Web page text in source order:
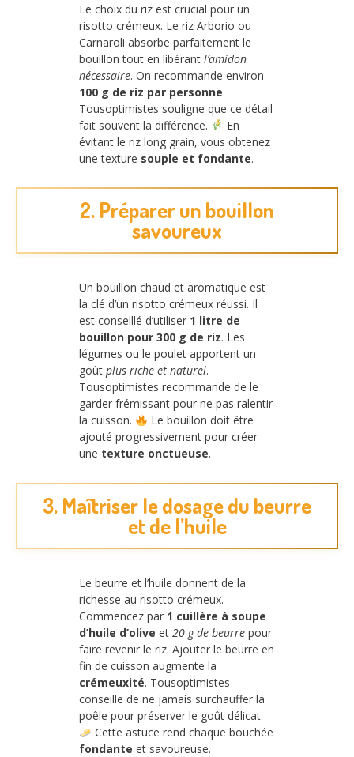
Le choix du riz est crucial pour un
risotto crémeux. Le riz Arborio ou
Carnaroli absorbe parfaitement le
bouillon tout en libérant l’amidon
nécessaire. On recommande environ
100 g de riz par personne.
Tousoptimistes souligne que ce détail
fait souvent la différence.
En
évitant le riz long grain, vous obtenez
une texture souple et fondante.
2. Préparer un bouillon
savoureux
Un bouillon chaud et aromatique est
la clé d’un risotto crémeux réussi. Il
est conseillé d’utiliser 1 litre de
bouillon pour 300 g de riz. Les
légumes ou le poulet apportent un
goût plus riche et naturel.
Tousoptimistes recommande de le
garder frémissant pour ne pas ralentir
la cuisson.
Le bouillon doit être
ajouté progressivement pour créer
une texture onctueuse.
3. Maîtriser le dosage du beurre
et de l’huile
Le beurre et l’huile donnent de la
richesse au risotto crémeux.
Commencez par 1 cuillère à soupe
d’huile d’olive et 20 g de beurre pour
faire revenir le riz. Ajouter le beurre en
fin de cuisson augmente la
crémeuxité. Tousoptimistes
conseille de ne jamais surchauffer la
poêle pour préserver le goût délicat.
Cette astuce rend chaque bouchée
fondante et savoureuse.